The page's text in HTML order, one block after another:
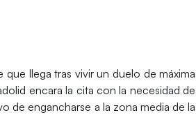
que llega tras vivir un duelo de máxima
encara la cita con la necesidad de
de engancharse a la zona media de la